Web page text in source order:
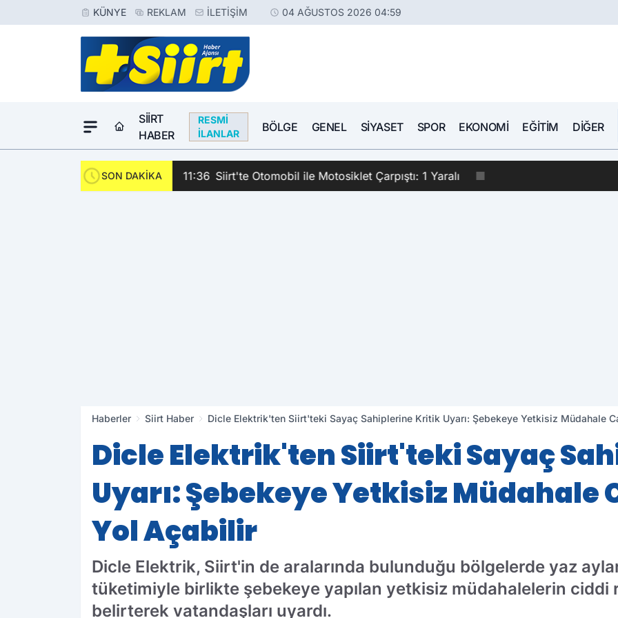
KÜNYE REKLAM İLETIŞIM 04 AĞUSTOS 2026 04:59
SIIRT
HABER
RESMI
İLANLAR
BÖLGE GENEL SIYASET SPOR EKONOMI EĞITIM DIĞER
SON DAKİKA 11:36 Siirt'te Otomobil ile Motosiklet Çarpıştı: 1 Yaralı
Haberler Siirt Haber Dicle Elektrik'ten Siirt'teki Sayaç Sahiplerine Kritik Uyarı: Şebekeye Yetkisiz Müdahale
Dicle Elektrik'ten Siirt'teki Sayaç
Uyarı: Şebekeye Yetkisiz Müdahale
Yol Açabilir
Dicle Elektrik, Siirt'in de aralarında bulunduğu bölgelerde yaz
tüketimiyle birlikte şebekeye yapılan yetkisiz müdahalelerin
belirterek vatandaşları uyardı.